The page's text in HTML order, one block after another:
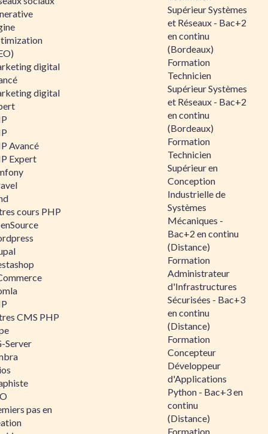
digital
digital
Avancé
Expert
cours PHP
CMS PHP
Server
pas en
Supérieur Systèmes
et Réseaux - Bac+2
en continu
(Bordeaux)
Formation
Technicien
Supérieur Systèmes
et Réseaux - Bac+2
en continu
(Bordeaux)
Formation
Technicien
Supérieur en
Conception
Industrielle de
Systèmes
Mécaniques -
Bac+2 en continu
(Distance)
Formation
Administrateur
d'Infrastructures
Sécurisées - Bac+3
en continu
(Distance)
Formation
Concepteur
Développeur
d'Applications
Python - Bac+3 en
continu
(Distance)
Formation